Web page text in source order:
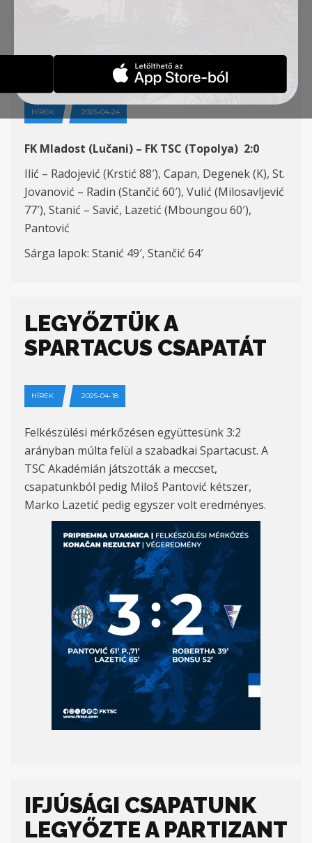
2:0
HÍREK 2025-04-24
FK Mladost (Lučani) – FK TSC (Topolya) 2:0
Ilić – Radojević (Krstić 88′), Capan, Degenek (K), St.
Jovanović – Radin (Stančić 60′), Vulić (Milosavljević
77′), Stanić – Savić, Lazetić (Mboungou 60′),
Pantović
Sárga lapok: Stanić 49′, Stančić 64′
LEGYŐZTÜK A
SPARTACUS CSAPATÁT
HÍREK 2025-04-18
Felkészülési mérkőzésen együttesünk 3:2
arányban múlta felül a szabadkai Spartacust. A
TSC Akadémián játszották a meccset,
csapatunkból pedig Miloš Pantović kétszer,
Marko Lazetić pedig egyszer volt eredményes.
IFJÚSÁGI CSAPATUNK
LEGYŐZTE A PARTIZANT